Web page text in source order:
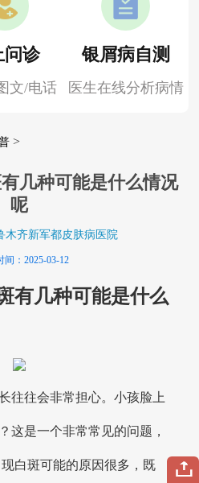
问诊
文/电话
银屑病自测
医生在线分析病情
>
几种可能是什么情况
呢
木齐新军都皮肤病医院
间：2025-03-12
有几种可能是什么
往往会非常担心。小孩脸上
这是一个非常常见的问题，
白斑可能的原因很多，既